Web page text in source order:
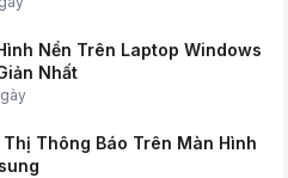
Nền Trên Laptop Windows
Nhất
Thông Báo Trên Màn Hình